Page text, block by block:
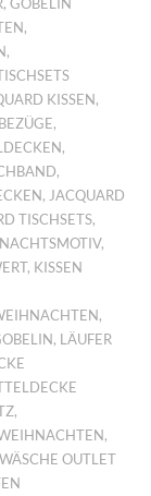
,GOBELIN
,
,
KISSEN,
,
,
,
, JACQUARD
TISCHSETS,
,
, KISSEN
,
, LÄUFER
,
,
OUTLET